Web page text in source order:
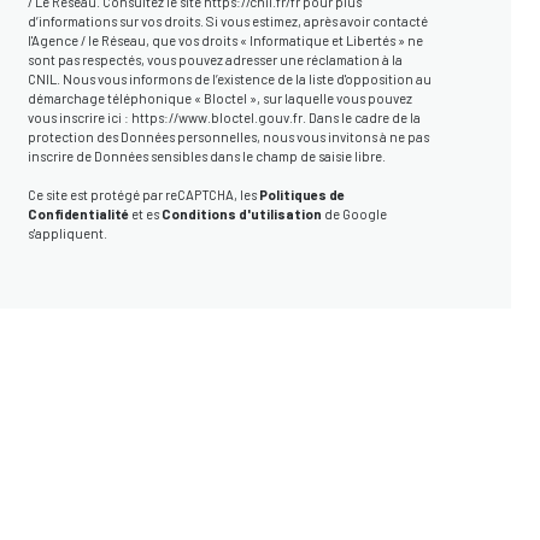
d’informations sur vos droits. Si vous estimez, après avoir contacté
l'Agence / le Réseau, que vos droits « Informatique et Libertés » ne
sont pas respectés, vous pouvez adresser une réclamation à la
CNIL. Nous vous informons de l’existence de la liste d'opposition au
démarchage téléphonique « Bloctel », sur laquelle vous pouvez
vous inscrire ici : https://www.bloctel.gouv.fr. Dans le cadre de la
protection des Données personnelles, nous vous invitons à ne pas
inscrire de Données sensibles dans le champ de saisie libre.
Ce site est protégé par reCAPTCHA, lesPolitiques de
Confidentialitéet esConditions d'utilisation de Google
s'appliquent.